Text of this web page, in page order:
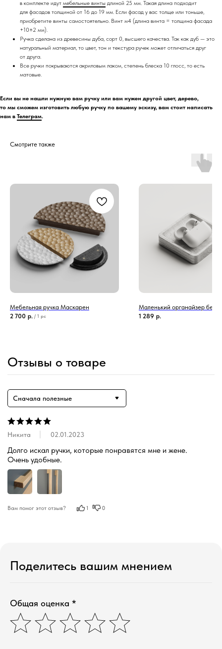
в комплекте идут мебельные винты длиной 25 мм. Такая длина подходит
для фасадов толщиной от 16 до 19 мм. Если фасад у вас толще или тоньше,
приобретите винты самостоятельно. Винт м4 (длина винта = толщина фасада
+10±2 мм).
Ручка сделана из древесины дуба, сорт 0, высшего качества. Так как дуб — это
натуральный материал, то цвет, тон и текстура ручек может отличаться друг
от друга.
Все ручки покрываются акриловым лаком, степень блеска 10 глосс, то есть
матовые.
Если вы не нашли нужную вам ручку или вам нужен другой цвет, дерево,
то мы сможем изготовить любую ручку по вашему эскизу, вам стоит написать
нам в Телеграм.
Смотрите также
Мебельная ручка Маскарен
2 700 р. / 1 pc
Маленький органайзер
1 289 р.
Отзывы о товаре
Сначала полезные
Никита 02.01.2023
Долго искал ручки, которые понравятся мне и жене.
Очень удобные.
Вам помог этот отзыв? 1 0
Поделитесь вашим мнением
Общая оценка *